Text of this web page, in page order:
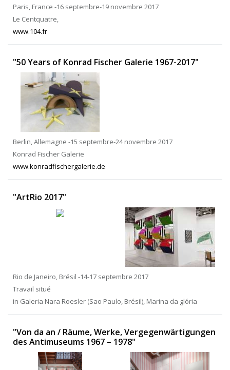
Paris, France -16 septembre-19 novembre 2017
Le Centquatre,
www.104.fr
"50 Years of Konrad Fischer Galerie 1967-2017"
Berlin, Allemagne -15 septembre-24 novembre 2017
Konrad Fischer Galerie
www.konradfischergalerie.de
"ArtRio 2017"
Rio de Janeiro, Brésil -14-17 septembre 2017
Travail situé
in Galeria Nara Roesler (Sao Paulo, Brésil), Marina da glória
"Von da an / Räume, Werke, Vergegenwärtigungen
des Antimuseums 1967 – 1978"